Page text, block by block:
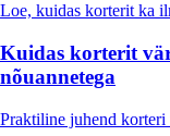
Loe, kuidas korterit ka
Kuidas korterit
nõuannetega
Praktiline juhend korteri